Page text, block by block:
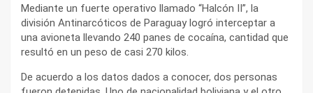
Mediante un fuerte operativo llamado “Halcón II”, la
división Antinarcóticos de Paraguay logró interceptar a
una avioneta llevando 240 panes de cocaína, cantidad que
resultó en un peso de casi 270 kilos.
De acuerdo a los datos dados a conocer, dos personas